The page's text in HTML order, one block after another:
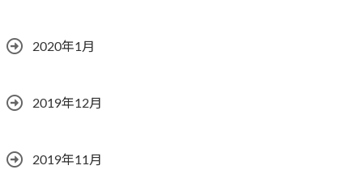
2020年1月
2019年12月
2019年11月